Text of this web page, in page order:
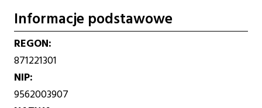
Informacje podstawowe
REGON
871221301
NIP
9562003907